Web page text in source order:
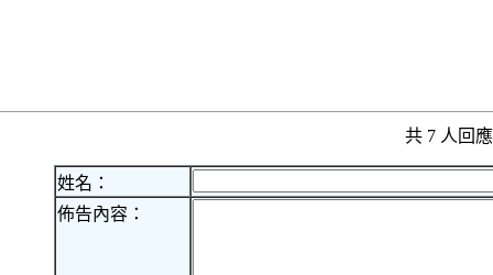
共 7 人回
姓名：
佈告內容：